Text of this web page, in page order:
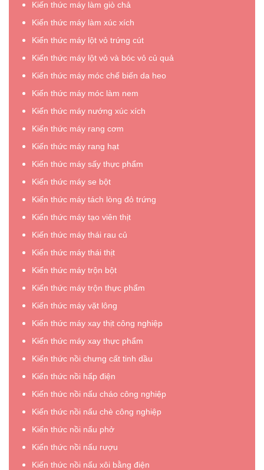
Kiến thức máy làm giò chả
Kiến thức máy làm xúc xích
Kiến thức máy lột vỏ trứng cút
Kiến thức máy lột vỏ và bóc vỏ củ quả
Kiến thức máy móc chế biến da heo
Kiến thức máy móc làm nem
Kiến thức máy nướng xúc xích
Kiến thức máy rang cơm
Kiến thức máy rang hạt
Kiến thức máy sấy thực phẩm
Kiến thức máy se bột
Kiến thức máy tách lòng đỏ trứng
Kiến thức máy tạo viên thịt
Kiến thức máy thái rau củ
Kiến thức máy thái thịt
Kiến thức máy trộn bột
Kiến thức máy trộn thực phẩm
Kiến thức máy vặt lông
Kiến thức máy xay thịt công nghiệp
Kiến thức máy xay thực phẩm
Kiến thức nồi chưng cất tinh dầu
Kiến thức nồi hấp điện
Kiến thức nồi nấu cháo công nghiệp
Kiến thức nồi nấu chè công nghiệp
Kiến thức nồi nấu phở
Kiến thức nồi nấu rượu
Kiến thức nồi nấu xôi bằng điện